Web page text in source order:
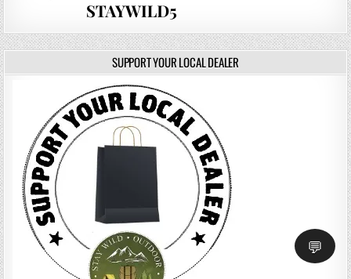
💬
SUPPORT YOUR LOCAL DEALER